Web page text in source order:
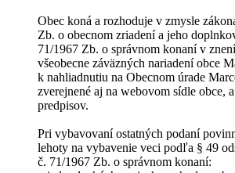
Obec koná a rozhoduje v zmysle
Zb. o obecnom zriadení a jeho
71/1967 Zb. o správnom konaní v
všeobecne záväzných nariadení obce
k nahliadnutiu na Obecnom úrade
zverejnené aj na webovom sídle obce,
predpisov.
Pri vybavovaní ostatných podaní
lehoty na vybavenie veci podľa § 49
č. 71/1967 Zb. o správnom konaní: